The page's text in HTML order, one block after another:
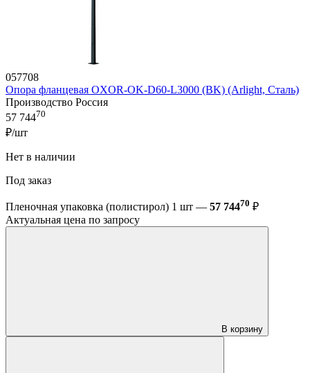
057708
Опора фланцевая OXOR-OK-D60-L3000 (BK) (Arlight, Сталь)
Производство Россия
57 74470
₽/шт
Нет в наличии
Под заказ
Пленочная упаковка (полистирол) 1 шт — 57 74470 ₽
Актуальная цена по запросу
В корзину